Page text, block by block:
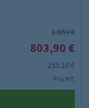
1.059 €
803,90 €
255,10 €
Prix HT,